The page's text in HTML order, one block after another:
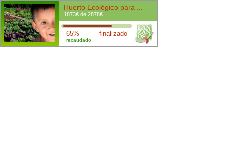
Huerto Ecológico para ...
1873€ de 2878€
65%
recaudado
finalizado